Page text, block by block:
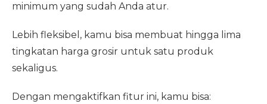
minimum yang sudah Anda atur.
Lebih fleksibel, kamu bisa membuat hingga lima
tingkatan harga grosir untuk satu produk
sekaligus.
Dengan mengaktifkan fitur ini, kamu bisa: